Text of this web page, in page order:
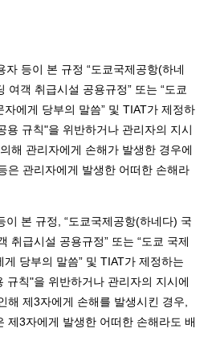
등이 본 규정 “도쿄국제공항(하네
여객 취급시설 공용규정” 또는 “도쿄
에게 당부의 말씀” 및 TIAT가 제정하
용 규칙"을 위반하거나 관리자의 지시
해 관리자에게 손해가 발생한 경우에
은 관리자에게 발생한 어떠한 손해라
이 본 규정, “도쿄국제공항(하네다) 국
취급시설 공용규정” 또는 “도쿄 국제
당부의 말씀” 및 TIAT가 제정하는
규칙"을 위반하거나 관리자의 지시에
해 제3자에게 손해를 발생시킨 경우,
제3자에게 발생한 어떠한 손해라도 배